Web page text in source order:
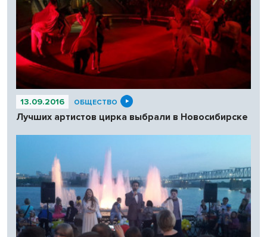
13.09.2016 ОБЩЕСТВО
Лучших артистов цирка выбрали в Новосибирске